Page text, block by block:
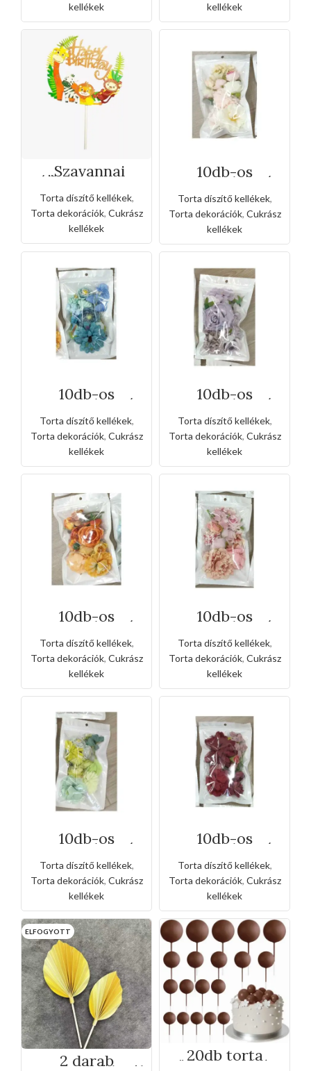
kellékek
kellékek
„Szavannai
állatok” torta
dekoráció
Torta díszítő kellékek,
Torta dekorációk, Cukrász
kellékek
10db-os
csomagolt virág
szirom
tortadísz -fehér
Torta díszítő kellékek,
Torta dekorációk, Cukrász
kellékek
10db-os
csomagolt virág
szirom
tortadísz -kék
Torta díszítő kellékek,
Torta dekorációk, Cukrász
kellékek
10db-os
csomagolt virág
szirom
tortadísz -lila
Torta díszítő kellékek,
Torta dekorációk, Cukrász
kellékek
10db-os
csomagolt virág
szirom
tortadísz -
narancssárga
Torta díszítő kellékek,
Torta dekorációk, Cukrász
kellékek
10db-os
csomagolt virág
szirom
tortadísz -
rózsaszín
Torta díszítő kellékek,
Torta dekorációk, Cukrász
kellékek
10db-os
csomagolt virág
szirom
tortadísz -sárga
Torta díszítő kellékek,
Torta dekorációk, Cukrász
kellékek
10db-os
csomagolt virág
szirom
tortadísz -vörös
Torta díszítő kellékek,
Torta dekorációk, Cukrász
kellékek
ELFOGYOTT
2 darab 20db torta
gömb beszúró -